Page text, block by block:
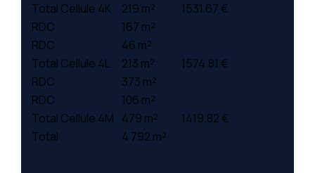
Total Cellule 4K
219 m²
1531.67 €
RDC
167 m²
RDC
46 m²
Total Cellule 4L
213 m²
1574.81 €
RDC
373 m²
RDC
106 m²
Total Cellule 4M 479 m²
1419.82 €
Total
4 792 m²